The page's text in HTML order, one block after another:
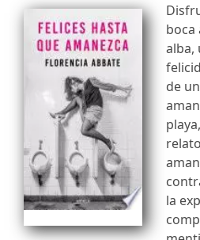
boca
alba,
de
la